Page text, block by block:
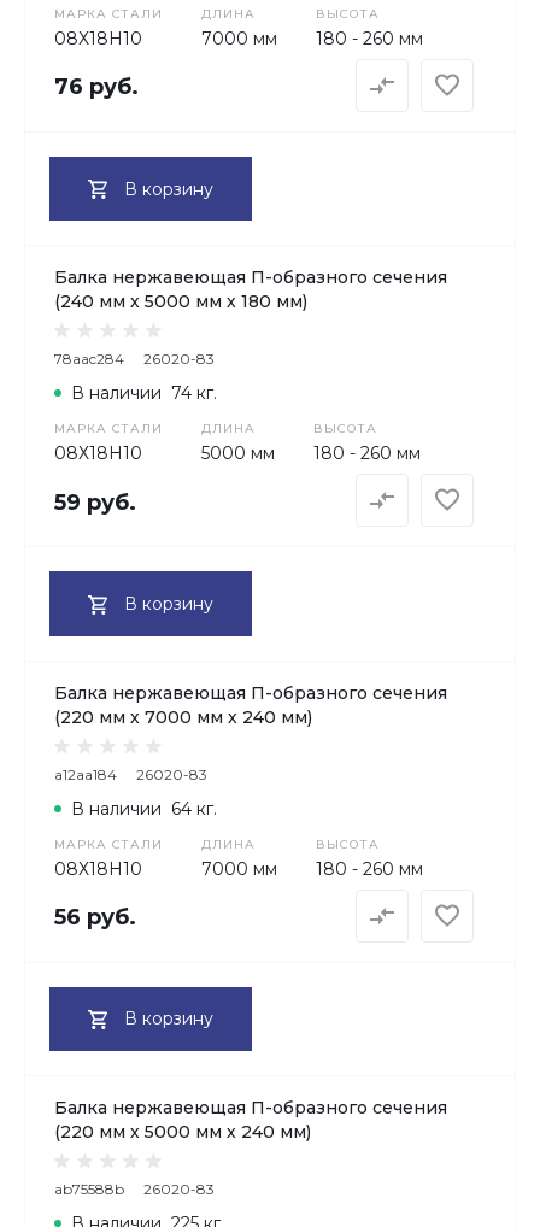
МАРКА СТАЛИ
08Х18H10
ДЛИНА
7000 мм
ВЫСОТА
180 - 260 мм
76 руб.
В корзину
Балка нержавеющая П-образного сечения
(240 мм х 5000 мм х 180 мм)
78aac284 26020-83
МАРКА СТАЛИ
08Х18H10
ДЛИНА
5000 мм
ВЫСОТА
180 - 260 мм
В наличии 74 кг.
59 руб.
В корзину
Балка нержавеющая П-образного сечения
(220 мм х 7000 мм х 240 мм)
a12aa184 26020-83
МАРКА СТАЛИ
08Х18H10
ДЛИНА
7000 мм
ВЫСОТА
180 - 260 мм
В наличии 64 кг.
56 руб.
В корзину
Балка нержавеющая П-образного сечения
(220 мм х 5000 мм х 240 мм)
ab75588b 26020-83